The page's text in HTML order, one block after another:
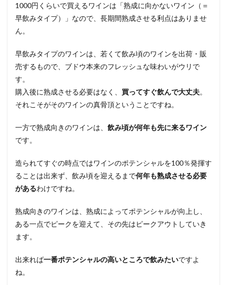
1000円くらいで買えるワインは「熟成に向かないワイン（＝
早飲みタイプ）」なので、長期間熟成させる利点はありませ
ん。
早飲みタイプのワインは、若くて飲み頃のワインを出荷・販
売するもので、ブドウ本来のフレッシュな味わいがウリで
す。
購入後に熟成させる必要はなく、 買ってすぐ飲んで大丈夫。
それこそがそのワインの真骨頂ということですね。
一方で熟成向きのワインは、 飲み頃が何年も先に来るワイン
です。
造られてすぐの時点ではワインのポテンシャルを100％発揮す
ることは出来ず、飲み頃を迎えるまで何年も熟成させる必要
があるわけですね。
熟成向きのワインは、熟成によってポテンシャルが向上し、
ある一点でピークを迎えて、その先はピークアウトしていき
ます。
出来れば一番ポテンシャルの高いところで飲みたいですよ
ね。